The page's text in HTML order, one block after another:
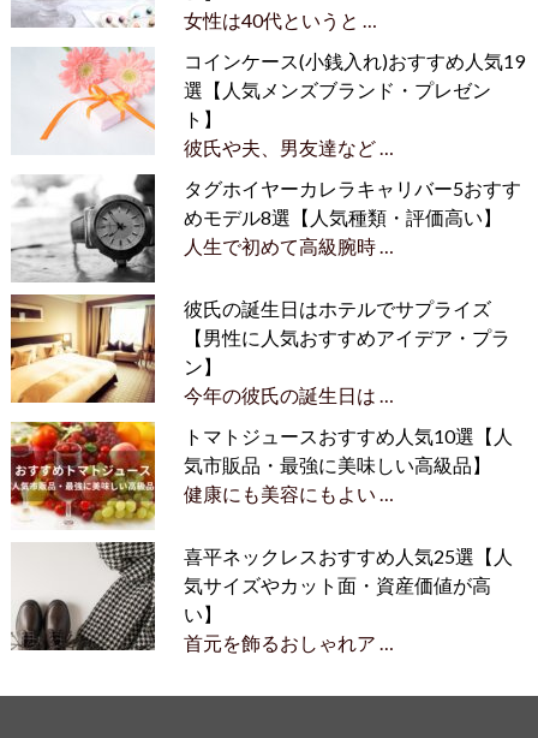
女性は40代というと …
コインケース(小銭入れ)おすすめ人気19
選【人気メンズブランド・プレゼン
ト】
彼氏や夫、男友達など …
タグホイヤーカレラキャリバー5おすす
めモデル8選【人気種類・評価高い】
人生で初めて高級腕時 …
彼氏の誕生日はホテルでサプライズ
【男性に人気おすすめアイデア・プラ
ン】
今年の彼氏の誕生日は …
トマトジュースおすすめ人気10選【人
気市販品・最強に美味しい高級品】
健康にも美容にもよい …
喜平ネックレスおすすめ人気25選【人
気サイズやカット面・資産価値が高
い】
首元を飾るおしゃれア …